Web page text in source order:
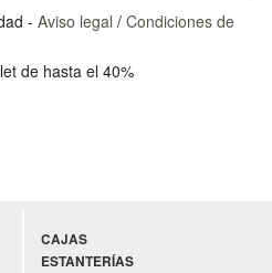
- Aviso legal / Condiciones de
de hasta el 40%
CAJAS
ESTANTERÍAS